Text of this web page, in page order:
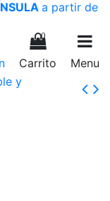
a partir de
0
Carrito
Menu
y